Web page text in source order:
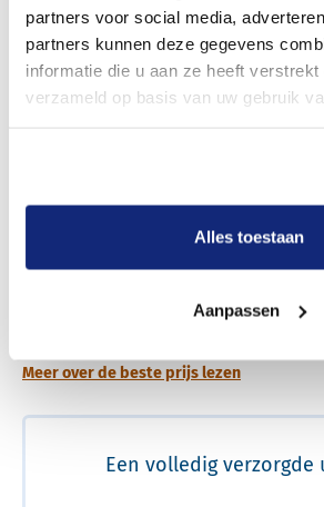
partners voor social media,
partners kunnen deze gegevens
informatie die u aan ze heeft verstrekt
verzameld op basis van uw gebruik
Alles toestaan
Aanpassen
Dit kost een begrafenis
Meer over de beste prijs lezen
Een volledig verzorgde